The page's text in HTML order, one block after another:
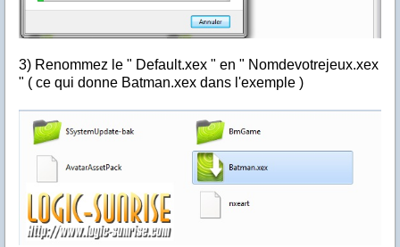
3) Renommez le " Default.xex " en " Nomdevotrejeux.xex
" ( ce qui donne Batman.xex dans l'exemple )